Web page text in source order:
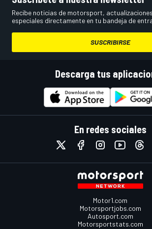
Recibe noticias de motorsport,
especiales directamente en tu bandeja de
SUSCRIBIRSE
Descarga tus
En redes sociales
Motor1.com
Motorsportjobs.com
Autosport.com
Motorsportstats.com